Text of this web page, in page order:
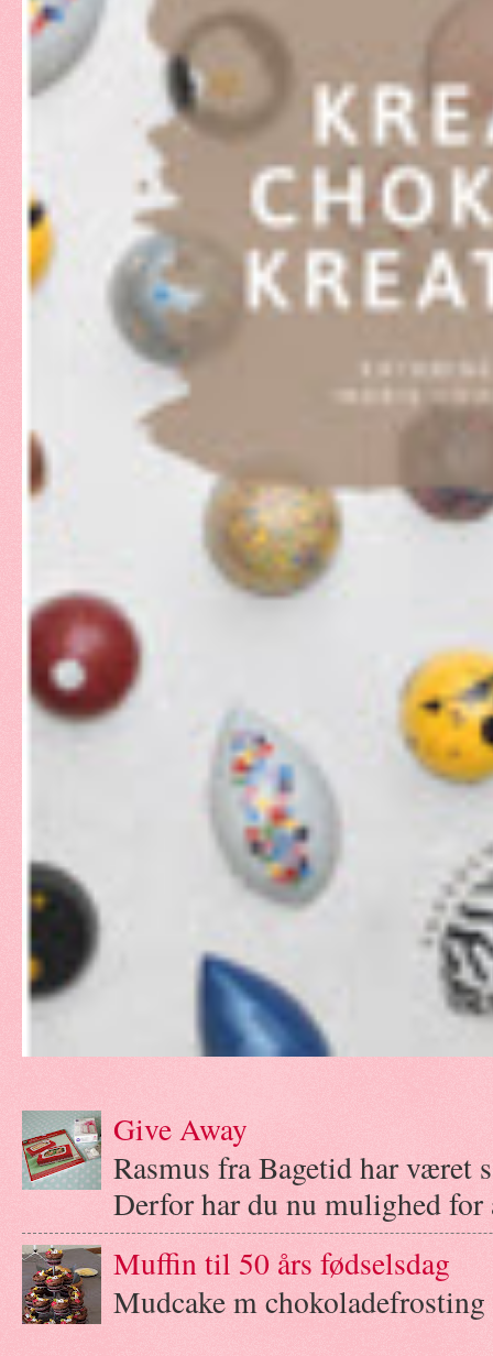
Give Away
Rasmus fra Bagetid har været
Derfor har du nu mulighed
Muffin til 50 års fødselsdag
Mudcake m chokoladefrosting